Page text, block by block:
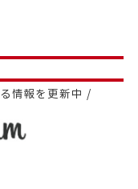
情報を更新中 /